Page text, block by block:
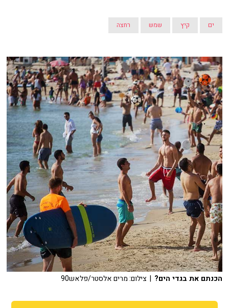
ים קיץ שמש רחצה
הכנתם את בגדי הים? | צילום: מרים אלסטר/פלאש90